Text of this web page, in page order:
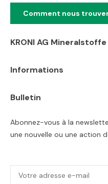
Comment nous
KRONI AG Mineralstoffe
Informations
Bulletin
Abonnez-vous à la
une nouvelle ou une action